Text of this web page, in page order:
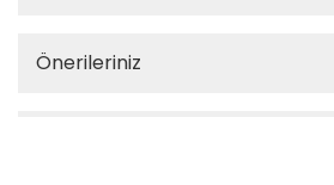
Önerileriniz